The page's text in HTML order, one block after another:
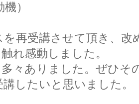
）
を再受講させて頂き、改
れ感動しました。
々ありました。ぜひそ
したいと思いました。